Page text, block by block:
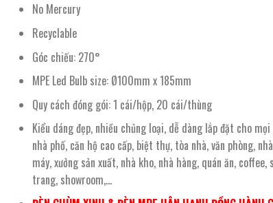
No Mercury
Recyclable
Góc chiếu: 270°
MPE Led Bulb size: Ø100mm x 185mm
Quy cách đóng gói: 1 cái/hộp, 20 cái/thùng
Kiểu dáng đẹp, nhiều chủng loại, dễ dàng lắp đặt cho
nhà phố, căn hộ cao cấp, biệt thự, tòa nhà, văn phòng,
máy, xưởng sản xuất, nhà kho, nhà hàng, quán ăn, coffee,
trang, showroom,…